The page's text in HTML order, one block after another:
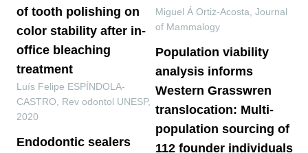
of tooth polishing on
color stability after in-
office bleaching
treatment
Luís Felipe ESPÍNDOLA-
CASTRO
Rev odontol UNESP,
2020
Endodontic sealers
Miguel Á Ortiz-Acosta Journal
of Mammalogy
Population viability
analysis informs
Western Grasswren
translocation: Multi-
population sourcing of
112 founder individuals